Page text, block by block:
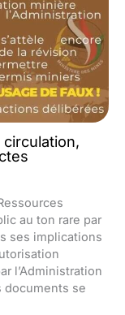
au ton rare par
ses implications
l’Administration
documents se